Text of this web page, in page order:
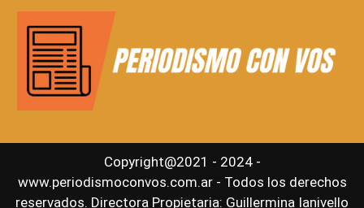
Copyright@2021 - 2024 -
www.periodismoconvos.com.ar - Todos los derechos
reservados. Directora Propietaria: Guillermina Ianivello